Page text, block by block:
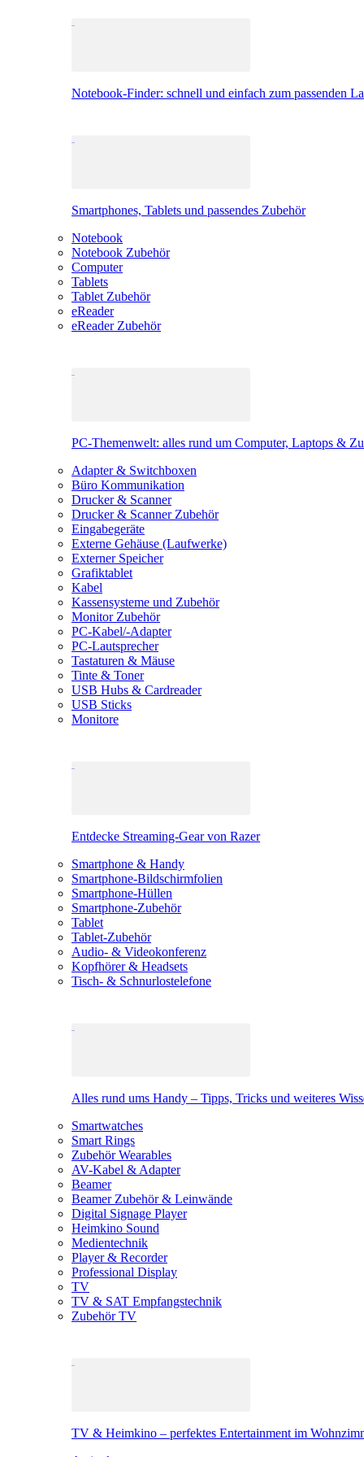
Notebook-Finder: schnell und einfach zum passenden
Smartphones, Tablets und passendes Zubehör
Notebook
Notebook Zubehör
Computer
Tablets
Tablet Zubehör
eReader
eReader Zubehör
PC-Themenwelt: alles rund um Computer, Laptops &
Adapter & Switchboxen
Büro Kommunikation
Drucker & Scanner
Drucker & Scanner Zubehör
Eingabegeräte
Externe Gehäuse (Laufwerke)
Externer Speicher
Grafiktablet
Kabel
Kassensysteme und Zubehör
Monitor Zubehör
PC-Kabel/-Adapter
PC-Lautsprecher
Tastaturen & Mäuse
Tinte & Toner
USB Hubs & Cardreader
USB Sticks
Monitore
Entdecke Streaming-Gear von Razer
Smartphone & Handy
Smartphone-Bildschirmfolien
Smartphone-Hüllen
Smartphone-Zubehör
Tablet
Tablet-Zubehör
Audio- & Videokonferenz
Kopfhörer & Headsets
Tisch- & Schnurlostelefone
Alles rund ums Handy – Tipps, Tricks und weiteres
Smartwatches
Smart Rings
Zubehör Wearables
AV-Kabel & Adapter
Beamer
Beamer Zubehör & Leinwände
Digital Signage Player
Heimkino Sound
Medientechnik
Player & Recorder
Professional Display
TV
TV & SAT Empfangstechnik
Zubehör TV
TV & Heimkino – perfektes Entertainment im